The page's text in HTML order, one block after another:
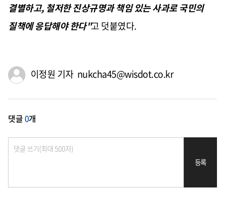
결별하고, 철저한 진상규명과 책임 있는 사과로 국민의
질책에 응답해야 한다"고 덧붙였다.
이정원 기자 nukcha45@wisdot.co.kr
댓글0개
등록